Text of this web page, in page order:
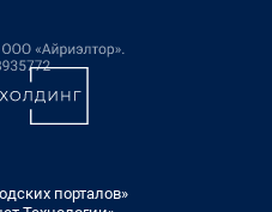
порталов»